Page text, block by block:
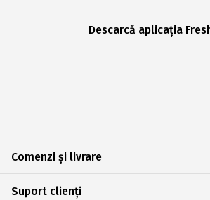
Descarcă aplicația
Comenzi și livrare
Suport clienți